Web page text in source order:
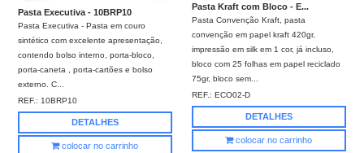
Pasta Executiva - 10BRP10
Pasta Executiva - Pasta em couro
sintético com excelente apresentação,
contendo bolso interno, porta-bloco,
porta-caneta , porta-cartões e bolso
externo. C...
REF.: 10BRP10
DETALHES
colocar no carrinho
Pasta Kraft com Bloco - E...
Pasta Convenção Kraft, pasta
convenção em papel kraft 420gr,
impressão em silk em 1 cor, já incluso,
bloco com 25 folhas em papel reciclado
75gr, bloco sem...
REF.:ECO02-D
DETALHES
colocar no carrinho